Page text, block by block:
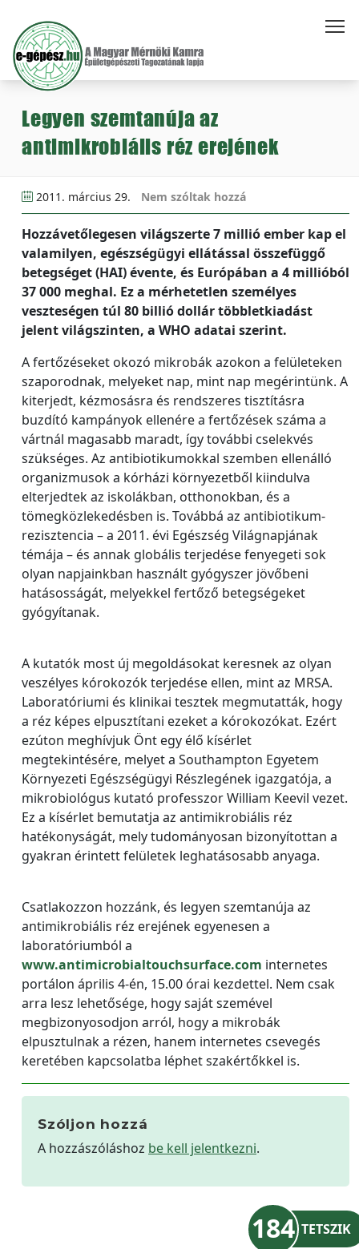
Legyen szemtanúja az
antimikrobiális réz erejének
2011. március 29. Nem szóltak hozzá
Hozzávetőlegesen világszerte 7 millió ember kap el
valamilyen, egészségügyi ellátással összefüggő
betegséget (HAI) évente, és Európában a 4 millióból
37 000 meghal. Ez a mérhetetlen személyes
veszteségen túl 80 billió dollár többletkiadást
jelent világszinten, a WHO adatai szerint.
A fertőzéseket okozó mikrobák azokon a felületeken
szaporodnak, melyeket nap, mint nap megérintünk. A
kiterjedt, kézmosásra és rendszeres tisztításra
buzdító kampányok ellenére a fertőzések száma a
vártnál magasabb maradt, így további cselekvés
szükséges. Az antibiotikumokkal szemben ellenálló
organizmusok a kórházi környezetből kiindulva
elterjedtek az iskolákban, otthonokban, és a
tömegközlekedésben is. Továbbá az antibiotikum-
rezisztencia – a 2011. évi Egészség Világnapjának
témája – és annak globális terjedése fenyegeti sok
olyan napjainkban használt gyógyszer jövőbeni
hatásosságát, melyekkel fertőző betegségeket
gyógyítanak.
A kutatók most új megoldásokat keresnek az olyan
veszélyes kórokozók terjedése ellen, mint az MRSA.
Laboratóriumi és klinikai tesztek megmutatták, hogy
a réz képes elpusztítani ezeket a kórokozókat. Ezért
ezúton meghívjuk Önt egy élő kísérlet
megtekintésére, melyet a Southampton Egyetem
Környezeti Egészségügyi Részlegének igazgatója, a
mikrobiológus kutató professzor William Keevil vezet.
Ez a kísérlet bemutatja az antimikrobiális réz
hatékonyságát, mely tudományosan bizonyítottan a
gyakran érintett felületek leghatásosabb anyaga.
Csatlakozzon hozzánk, és legyen szemtanúja az
antimikrobiális réz erejének egyenesen a
laboratóriumból a
www.antimicrobialtouchsurface.com internetes
portálon április 4-én, 15.00 órai kezdettel. Nem csak
arra lesz lehetősége, hogy saját szemével
megbizonyosodjon arról, hogy a mikrobák
elpusztulnak a rézen, hanem internetes csevegés
keretében kapcsolatba léphet szakértőkkel is.
Szóljon hozzá
A hozzászóláshoz be kell jelentkezni.
184 TETSZIK